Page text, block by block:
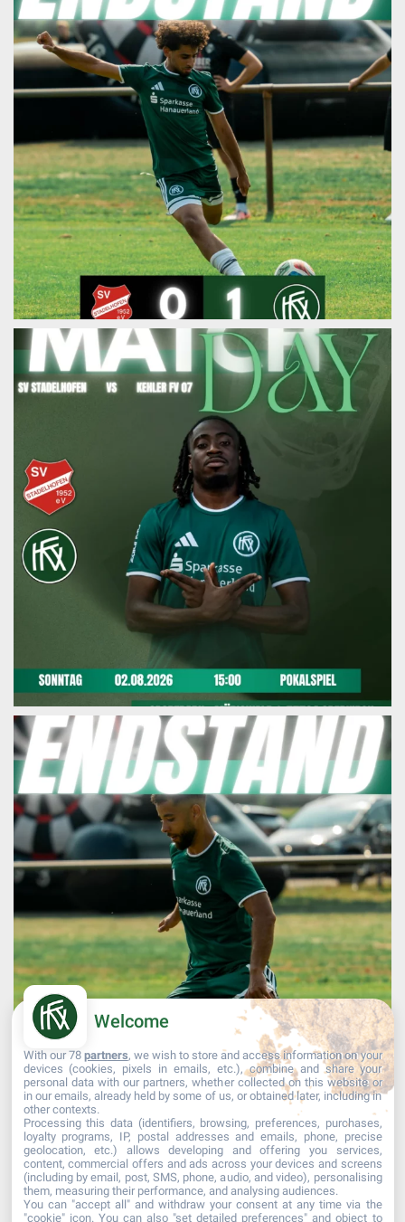
Mehr laden... Auf Instagram folgen
Welcome
With our 78 partners, we wish to store and access information on your
devices (cookies, pixels in emails, etc.), combine and share your
personal data with our partners, whether collected on this website or
in our emails, already held by some of us, or obtained later, including in
other contexts.
Processing this data (identifiers, browsing, preferences, purchases,
loyalty programs, IP, postal addresses and emails, phone, precise
geolocation, etc.) allows developing and offering you services,
content, commercial offers and ads across your devices and screens
(including by email, post, SMS, phone, audio, and video), personalising
them, measuring their performance, and analysing audiences.
You can "accept all" and withdraw your consent at any time via the
"cookie" icon. You can also "set detailed preferences" and object to